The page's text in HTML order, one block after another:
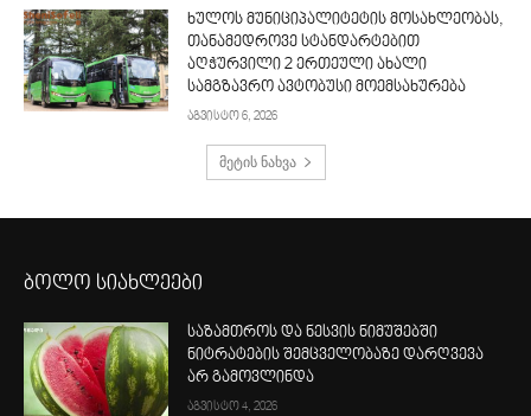
ხულოს მუნიციპალიტეტის მოსახლეობას,
თანამედროვე სტანდარტებით
აღჭურვილი 2 ერთეული ახალი
სამგზავრო ავტობუსი მოემსახურება
აგვისტო 6, 2026
მეტის ნახვა
ბოლო სიახლეები
საზამთროს და ნესვის ნიმუშებში
ნიტრატების შემცველობაზე დარღვევა
არ გამოვლინდა
აგვისტო 4, 2026